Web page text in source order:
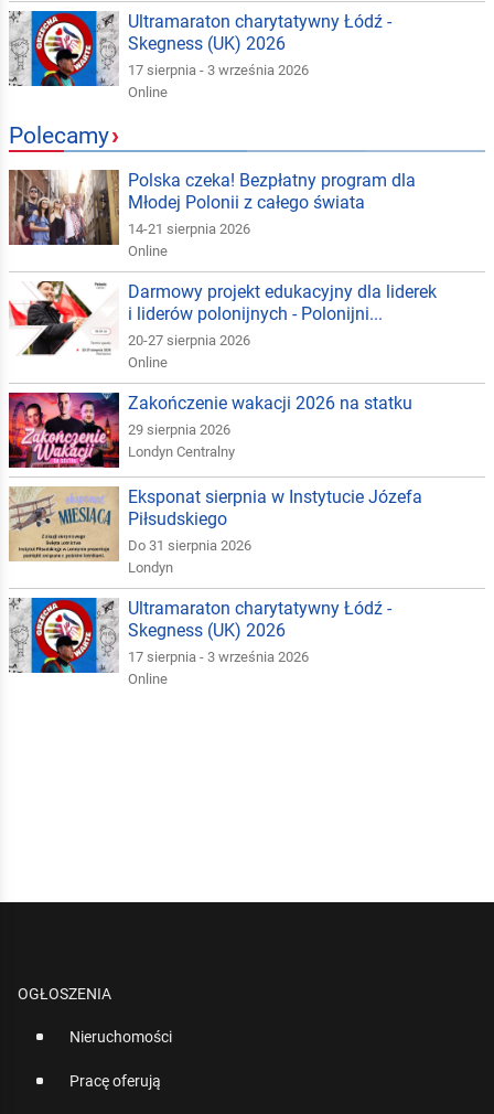
Ultramaraton charytatywny Łódź -
Skegness (UK) 2026
17 sierpnia - 3 września 2026
Online
Polecamy›
Polska czeka! Bezpłatny program dla
Młodej Polonii z całego świata
14-21 sierpnia 2026
Online
Darmowy projekt edukacyjny dla liderek
i liderów polonijnych - Polonijni...
20-27 sierpnia 2026
Online
Zakończenie wakacji 2026 na statku
29 sierpnia 2026
Londyn Centralny
Eksponat sierpnia w Instytucie Józefa
Piłsudskiego
Do 31 sierpnia 2026
Londyn
Ultramaraton charytatywny Łódź -
Skegness (UK) 2026
17 sierpnia - 3 września 2026
Online
OGŁOSZENIA
Nieruchomości
Pracę oferują